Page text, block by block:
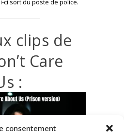
consentement
ci sort du poste de police.
clips de
Care
: